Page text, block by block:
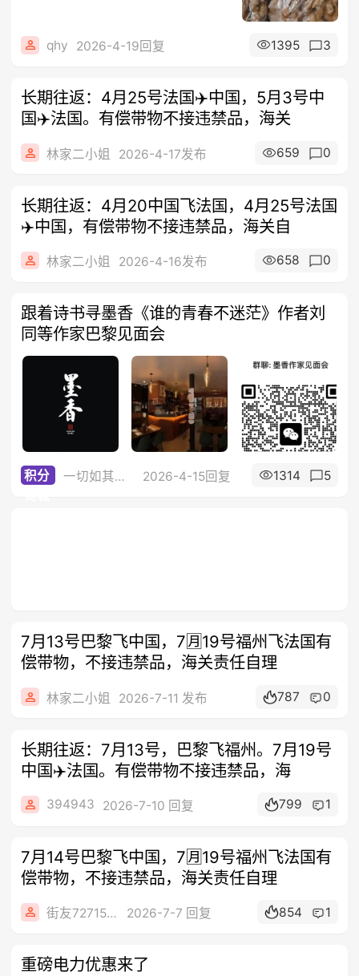
qhy 2026-4-19回复 1395 3
长期往返：4月25号法国✈️中国，5月3号中
国✈️法国。有偿带物不接违禁品，海关
林家二小姐 2026-4-17发布 659 0
长期往返：4月20中国飞法国，4月25号法国
✈️中国，有偿带物不接违禁品，海关自
林家二小姐 2026-4-16发布 658 0
跟着诗书寻墨香《谁的青春不迷茫》作者刘
同等作家巴黎见面会
积分
一切如其所是 2026-4-15回复 1314 5
7月13号巴黎飞中国，7🈷️19号福州飞法国有
偿带物，不接违禁品，海关责任自理
林家二小姐 2026-7-11 发布 787 0
长期往返：7月13号，巴黎飞福州。7月19号
中国✈️法国。有偿带物不接违禁品，海
394943 2026-7-10 回复 799 1
7月14号巴黎飞中国，7🈷️19号福州飞法国有
偿带物，不接违禁品，海关责任自理
街友72715187 2026-7-7 回复 854 1
重磅电力优惠来了